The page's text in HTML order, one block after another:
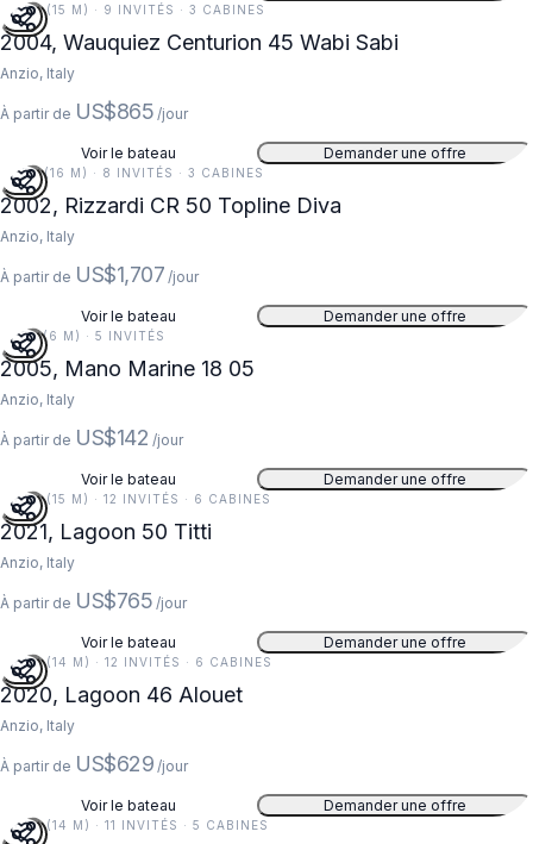
48 FT (15 M) · 9 INVITÉS · 3 CABINES
2004, Wauquiez Centurion 45 Wabi Sabi
Anzio, Italy
À partir de US$865 /jour
Voir le bateau Demander une offre
52 FT (16 M) · 8 INVITÉS · 3 CABINES
2002, Rizzardi CR 50 Topline Diva
Anzio, Italy
À partir de US$1,707 /jour
Voir le bateau Demander une offre
19 FT (6 M) · 5 INVITÉS
2005, Mano Marine 18 05
Anzio, Italy
À partir de US$142 /jour
Voir le bateau Demander une offre
48 FT (15 M) · 12 INVITÉS · 6 CABINES
2021, Lagoon 50 Titti
Anzio, Italy
À partir de US$765 /jour
Voir le bateau Demander une offre
46 FT (14 M) · 12 INVITÉS · 6 CABINES
2020, Lagoon 46 Alouet
Anzio, Italy
À partir de US$629 /jour
Voir le bateau Demander une offre
46 FT (14 M) · 11 INVITÉS · 5 CABINES